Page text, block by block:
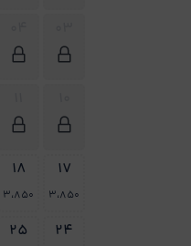
17
3،850
18
3،850
24
25